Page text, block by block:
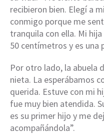
recibieron bien. Elegí a
conmigo porque me
tranquila con ella. Mi
50 centímetros y es una
Por otro lado, la abuela
nieta. La esperábamos
querida. Estuve con mi
fue muy bien atendida.
es su primer hijo y me
acompañándola”.